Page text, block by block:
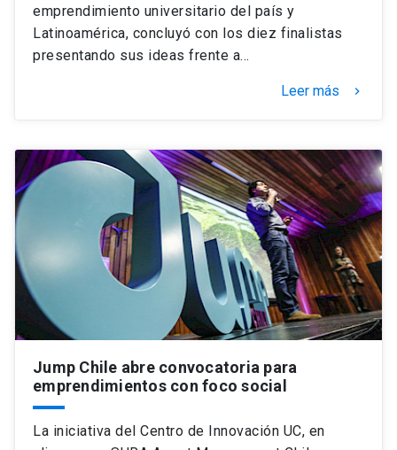
emprendimiento universitario del país y
Latinoamérica, concluyó con los diez finalistas
presentando sus ideas frente a…
Leer más keyboard_arrow_right
Jump Chile abre convocatoria para
emprendimientos con foco social
La iniciativa del Centro de Innovación UC, en